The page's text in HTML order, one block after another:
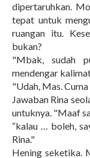
dipertaruhkan.
tepat untuk
ruangan itu.
bukan?
"Mbak, sudah
mendengar
"Udah, Mas.
Jawaban Rina
untuknya. "Maaf
“kalau… boleh,
Rina."
Hening seketika.